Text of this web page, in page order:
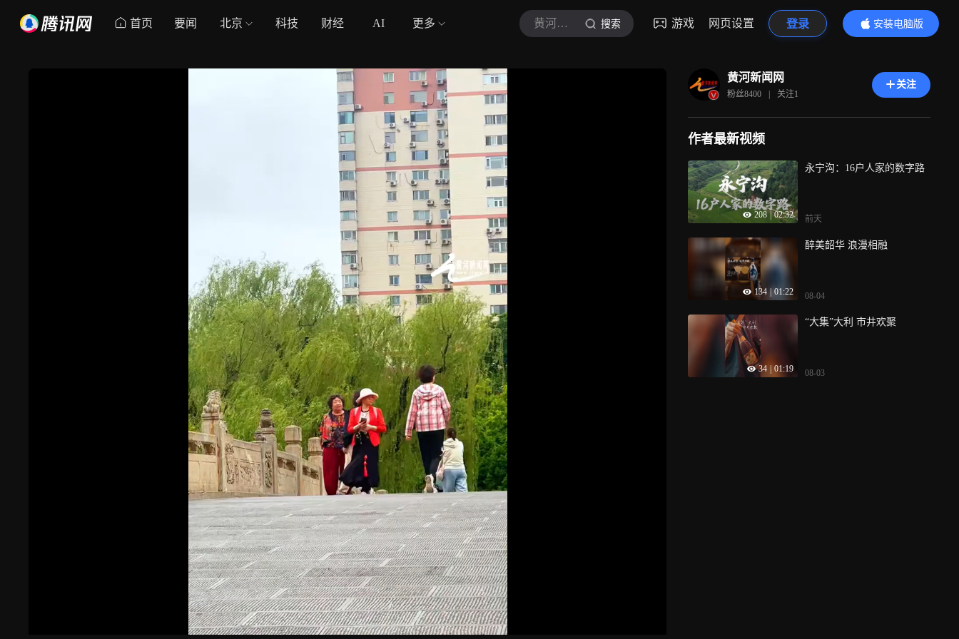
首页 要闻 北京 科技 财经 AI 更多 黄河新闻网 搜索 游戏 网页设置 登录
安装电脑版
内容更精彩
黄河新闻网
粉丝8400 | 关注1
关注
作者最新视频
208 | 02:32
永宁沟：16户人家的数字路
前天
134 01:22
醉美韶华 浪漫相融
08-04
34 01:19
“大集”大利 市井欢聚
08-03